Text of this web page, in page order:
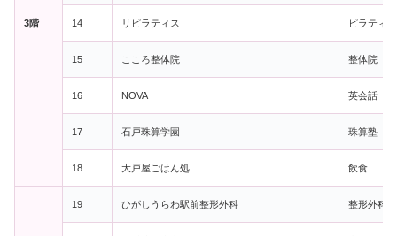
3階 14 リピラティス ピラティス
15 こころ整体院 整体院
16 NOVA 英会話
17 石戸珠算学園 珠算塾
18 大戸屋ごはん処 飲食
19 ひがしうらわ駅前整形外科 整形外科